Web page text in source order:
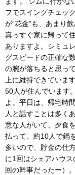
フでスイングチェッ
が“花金”も、あまり
真っすぐ家に帰って
ありますよ。シミュ
グスピードの正確な
の腕が落ちると思っ
上に維持できていま
50人が住んでいます
よ。平日は、帰宅時
人と話すことは多く
意な人がいて、夕食
払って、約10人で鍋
多いので、貯金の仕
に1回はシェアハウ
回の幹事だったー）